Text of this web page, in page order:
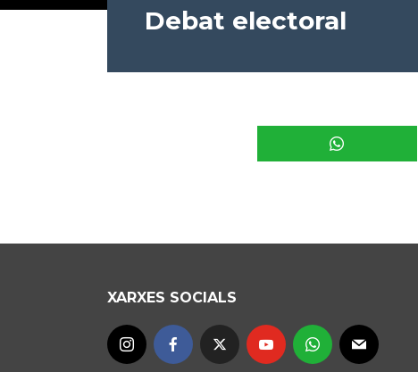
Debat electoral
XARXES SOCIALS